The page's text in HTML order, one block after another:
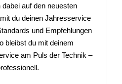
auf den neuesten
du deinen Jahresservice
und Empfehlungen
bleibst du mit deinem
am Puls der Technik –